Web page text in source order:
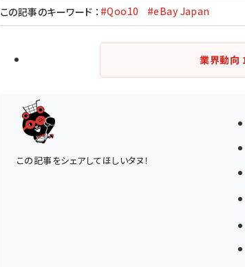
この記事のキーワード ： #Qoo10 #eBay Japan
業界動向
この記事をシェアしてほしいタヌ！